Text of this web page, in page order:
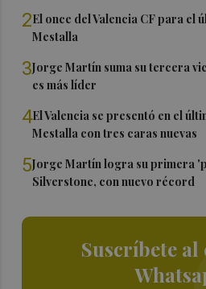
2El once del Valencia CF para el
Mestalla
3Jorge Martín suma su tercera
es más líder
4El Valencia se presentó en el
Mestalla con tres caras nuevas
5Jorge Martín logra su primera
Silverstone, con nuevo récord
Suscríbete al